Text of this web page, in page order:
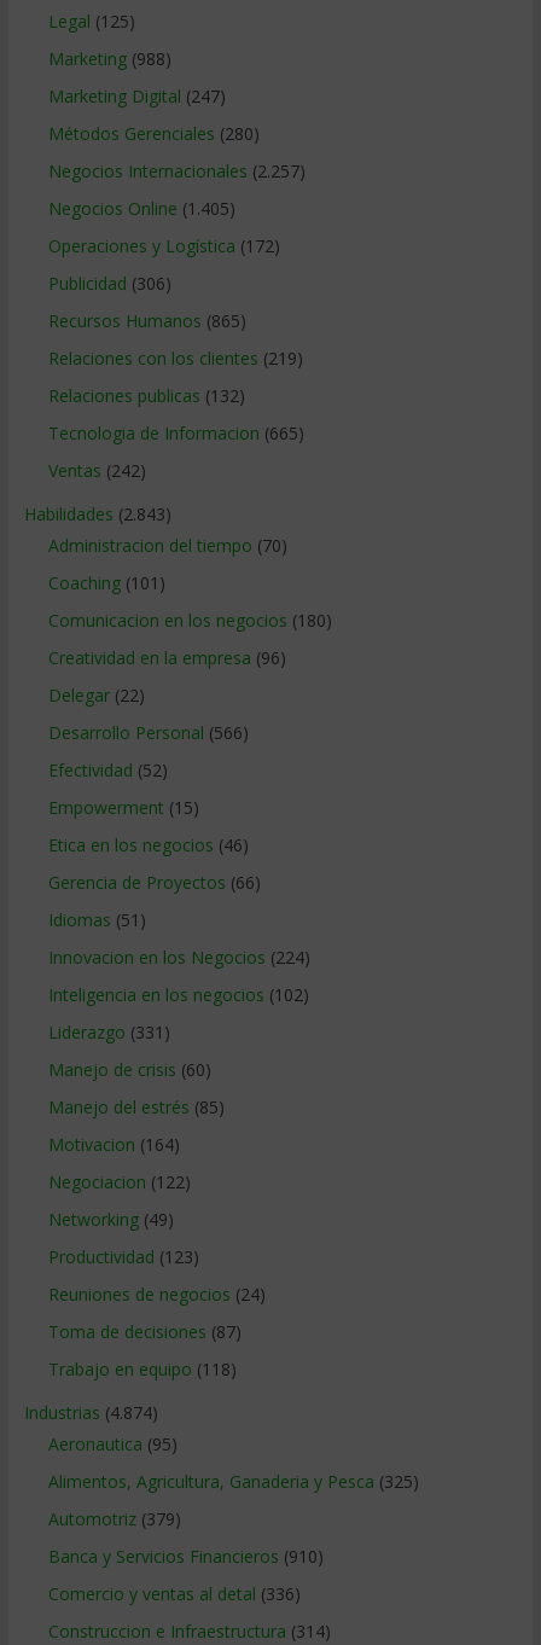
Legal (125)
Marketing(988)
Marketing Digital (247)
Métodos Gerenciales (280)
Negocios Internacionales (2.257)
Negocios Online (1.405)
Operaciones y Logística (172)
Publicidad (306)
Recursos Humanos (865)
Relaciones con los clientes (219)
Relaciones publicas (132)
Tecnologia de Informacion (665)
Ventas (242)
Habilidades (2.843)
Administracion del tiempo (70)
Coaching(101)
Comunicacion en los negocios (180)
Creatividad en la empresa (96)
Delegar(22)
Desarrollo Personal (566)
Efectividad (52)
Empowerment (15)
Etica en los negocios (46)
Gerencia de Proyectos (66)
Idiomas (51)
Innovacion en los Negocios (224)
Inteligencia en los negocios (102)
Liderazgo (331)
Manejo de crisis (60)
Manejo del estrés (85)
Motivacion (164)
Negociacion (122)
Networking(49)
Productividad (123)
Reuniones de negocios (24)
Toma de decisiones (87)
Trabajo en equipo (118)
Industrias (4.874)
Aeronautica (95)
Alimentos, Agricultura, Ganaderia y Pesca (325)
Automotriz(379)
Banca y Servicios Financieros (910)
Comercio y ventas al detal (336)
Construccion e Infraestructura (314)